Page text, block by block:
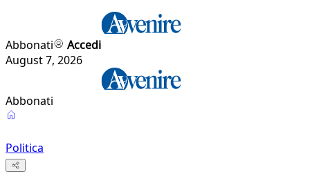
Abbonati
Accedi
August 7, 2026
Abbonati
Politica